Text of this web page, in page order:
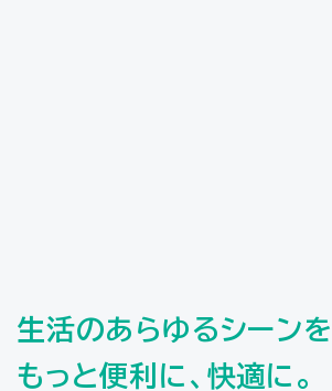
生活のあらゆるシーンを
もっと便利に、快適に。